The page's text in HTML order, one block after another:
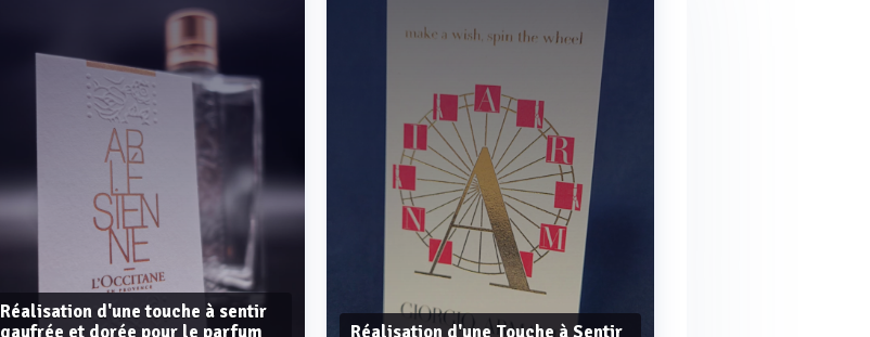
Réalisation d'une touche à sentir
gaufrée et dorée pour le parfum
Réalisation d'une Touche à Sentir